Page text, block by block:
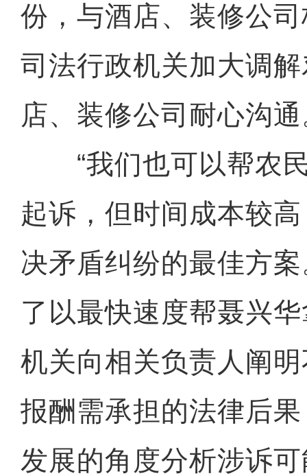
份，与酒店、装修公
司法行政机关加大调
店、装修公司耐心沟
“我们也可以帮农民
起诉，但时间成本较
决矛盾纠纷的最佳方
了以最快速度帮聂兴
机关向相关负责人阐
报酬需承担的法律后
发展的角度分析涉诉